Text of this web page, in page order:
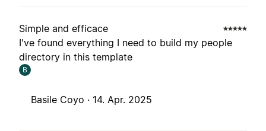
Simple and efficace
I've found everything I need to build my people
directory in this template
B
Basile Coyo · 14. Apr. 2025